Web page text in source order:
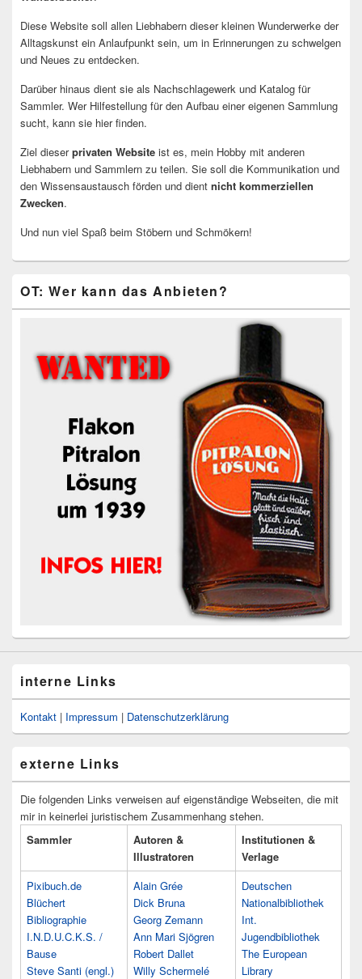
Diese Website soll allen Liebhabern dieser kleinen Wunderwerke der
Alltagskunst ein Anlaufpunkt sein, um in Erinnerungen zu schwelgen
und Neues zu entdecken.
Darüber hinaus dient sie als Nachschlagewerk und Katalog für
Sammler. Wer Hilfestellung für den Aufbau einer eigenen Sammlung
sucht, kann sie hier finden.
Ziel dieserprivaten Website ist es, mein Hobby mit anderen
Liebhabern und Sammlern zu teilen. Sie soll die Kommunikation und
den Wissensaustausch förden und dient nicht kommerziellen
Zwecken.
Und nun viel Spaß beim Stöbern und Schmökern!
OT: Wer kann das Anbieten?
interne Links
Kontakt | Impressum | Datenschutzerklärung
externe Links
Die folgenden Links verweisen auf eigenständige Webseiten, die mit
mir in keinerlei juristischem Zusammenhang stehen.
Sammler
Autoren &
Illustratoren
Institutionen &
Verlage
Pixibuch.de
Blüchert
Bibliographie
I.N.D.U.C.K.S. /
Bause
Steve Santi (engl.)
Alain Grée
Dick Bruna
Georg Zemann
Ann Mari Sjögren
Robert Dallet
Willy Schermelé
Deutschen
Nationalbibliothek
Int.
Jugendbibliothek
The European
Library